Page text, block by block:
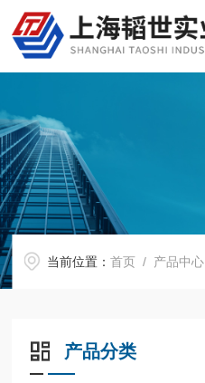
当前位置：首页 / 产品中心
产品分类